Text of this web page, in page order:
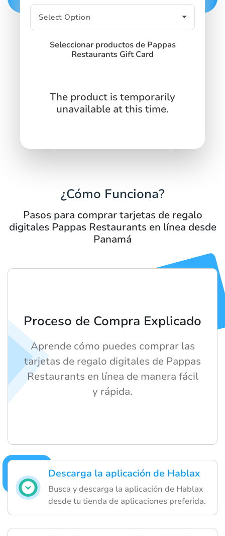
Seleccionar productos de Pappas
Restaurants Gift Card
The product is temporarily
unavailable at this time.
¿Cómo Funciona?
Pasos para comprar tarjetas de regalo
digitales Pappas Restaurants en línea desde
Panamá
Descarga la aplicación de Hablax
Busca y descarga la aplicación de Hablax
desde tu tienda de aplicaciones preferida.
Proceso de Compra Explicado
Aprende cómo puedes comprar las
tarjetas de regalo digitales de Pappas
Restaurants en línea de manera fácil
y rápida.